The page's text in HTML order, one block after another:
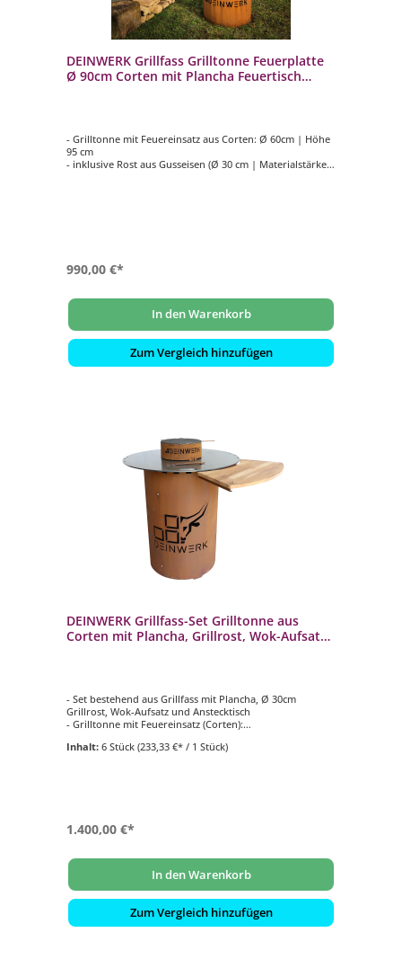
DEINWERK Grillfass Grilltonne Feuerplatte
Ø 90cm Corten mit Plancha Feuertisch
- Grilltonne mit Feuereinsatz aus Corten: Ø 60cm | Höhe
95 cm
- inklusive Rost aus Gusseisen (Ø 30 cm | Materialstärke 8
990,00 €*
In den Warenkorb
Zum Vergleich hinzufügen
DEINWERK Grillfass-Set Grilltonne aus
Corten mit Plancha, Grillrost, Wok-Aufsatz
- Set bestehend aus Grillfass mit Plancha, Ø 30cm
Grillrost, Wok-Aufsatz und Anstecktisch
- Grilltonne mit Feuereinsatz (Corten):
- Plancha-Platte (S355):
Inhalt: 6 Stück (233,33 €* / 1 Stück)
1.400,00 €*
In den Warenkorb
Zum Vergleich hinzufügen